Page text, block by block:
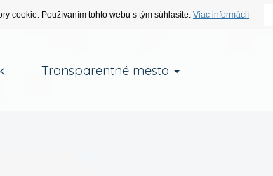
cookie. Používaním tohto webu s tým súhlasíte. Viac informácií
Transparentné mesto